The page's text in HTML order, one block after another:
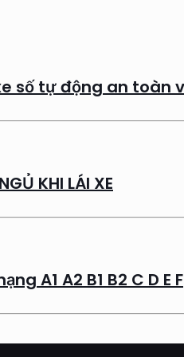
số tự động an toàn
KHI LÁI XE
A1 A2 B1 B2 C D E F